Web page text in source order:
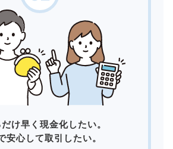
け早く現金化したい。
安心して取引したい。